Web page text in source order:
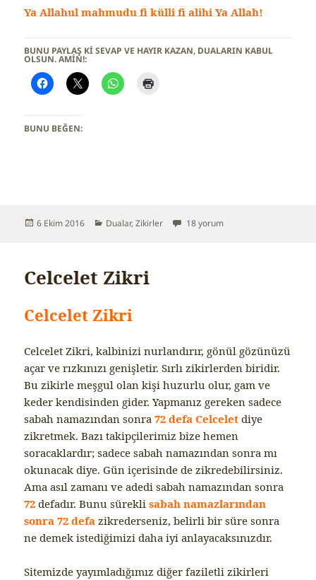
Ya Allahul mahmudu fi külli fi alihi Ya Allah!
BUNU PAYLAŞ KI SEVAP VE HAYIR KAZAN, DUALARIN KABUL
OLSUN. AMİN!:
BUNU BEĞEN:
Yayın
6 Ekim 2016 Kategoriler
Dualar,Zikirler Manevi Perdeleri Kaldıran Zikir
18 yorum
Celcelet Zikri
Celcelet Zikri
Celcelet Zikri, kalbinizi nurlandırır, gönül gözünüzü
açar ve rızkınızı genişletir. Sırlı zikirlerden biridir.
Bu zikirle meşgul olan kişi huzurlu olur, gam ve
keder kendisinden gider. Yapmanız gereken sadece
sabah namazından sonra72 defa Celcelet diye
zikretmek. Bazı takipçilerimiz bize hemen
soracaklardır; sadece sabah namazından sonra mı
okunacak diye. Gün içerisinde de zikredebilirsiniz.
Ama asıl zamanı ve adedi sabah namazından sonra
72 defadır. Bunu süreklisabah namazlarından
sonra 72 defa zikrederseniz, belirli bir süre sonra
ne demek istediğimizi daha iyi anlayacaksınızdır.
Sitemizde yayımladığımız diğer faziletli zikirleri